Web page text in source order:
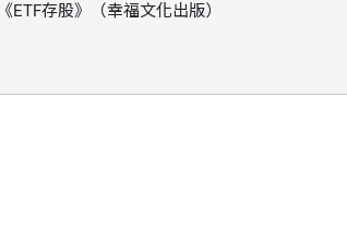
存股》（幸福文化出版）